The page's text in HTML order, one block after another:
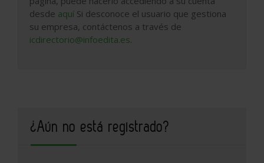
desde aquí Si desconoce el usuario que gestiona
su empresa, contáctenos a través de
icdirectorio@infoedita.es.
¿Aún no está registrado?